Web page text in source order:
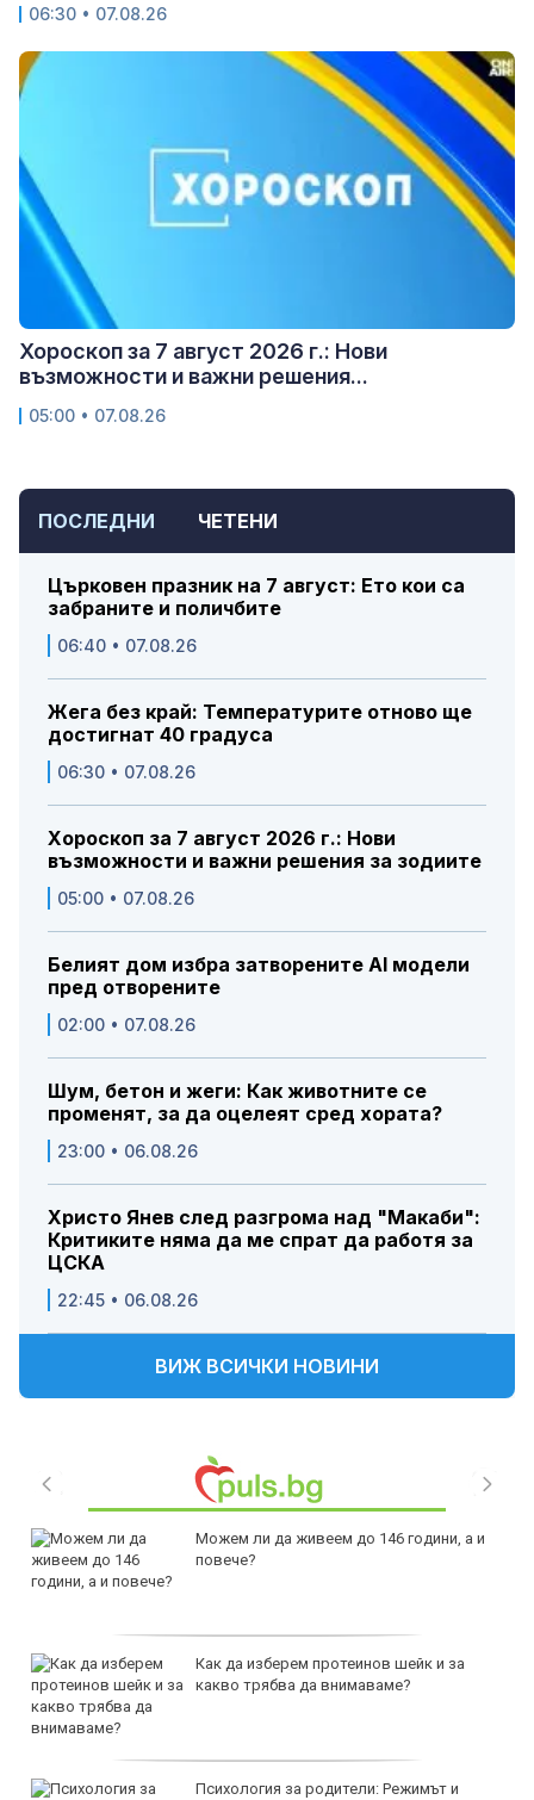
ПОСЛЕДНИ ЧЕТЕНИ
Църковен празник на 7 август: Ето кои са
забраните и поличбите
06:40 • 07.08.26
Жега без край: Температурите отново ще
достигнат 40 градуса
06:30 • 07.08.26
Хороскоп за 7 август 2026 г.: Нови
възможности и важни решения за зодиите
05:00 • 07.08.26
Белият дом избра затворените AI модели
пред отворените
02:00 • 07.08.26
Шум, бетон и жеги: Как животните се
променят, за да оцелеят сред хората?
23:00 • 06.08.26
Христо Янев след разгрома над "Макаби":
Критиките няма да ме спрат да работя за
ЦСКА
22:45 • 06.08.26
ВИЖ ВСИЧКИ НОВИНИ
Можем ли да живеем до 146 години, а и
повече?
Как да изберем протеинов шейк и за
какво трябва да внимаваме?
Психология за родители: Режимът и
06:30 • 07.08.26
Хороскоп за 7 август 2026 г.: Нови
възможности и важни решения...
05:00 • 07.08.26